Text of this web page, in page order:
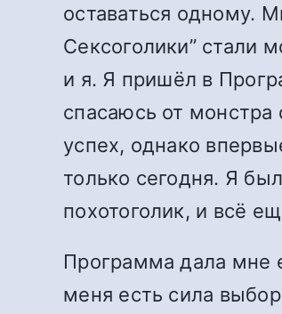
оставаться одному.
Сексоголики”
и я. Я пришёл в
спасаюсь от
успех, однако
только сегодня. Я
похотоголик, и всё
Программа дала мне
меня есть сила